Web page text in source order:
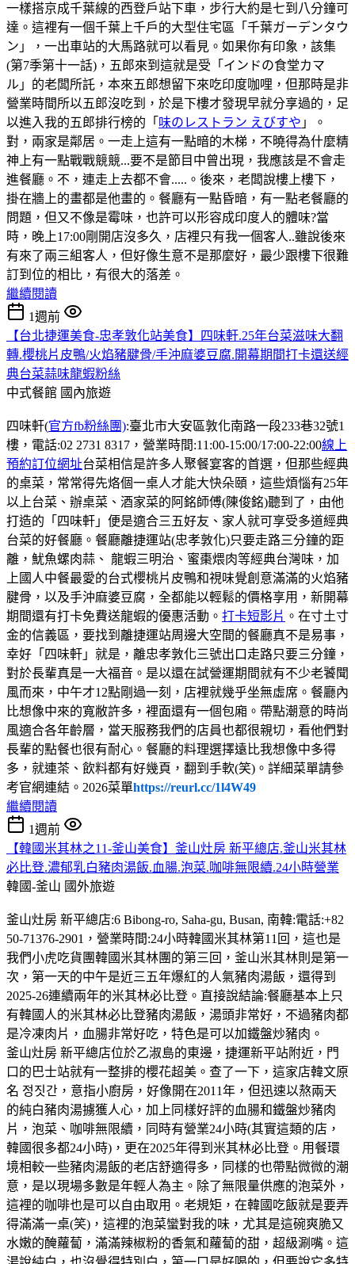
一樣搭京成千葉線的西登戶站下車，步行大約是七到八分鐘可
達。這裡有一個千葉上千戶的大型住宅區「千葉ガーデンタウ
ン」，一出車站的大馬路就可以看見。如果你有印象，該集
(第7季第十一話)，五郎來到這就是受「インドの食堂カマ
ル」的老闆所託，本來五郎想留下來吃印度咖哩，但那時是非
營業時間所以五郎沒吃到，於是下樓才發現早就分享過的，足
以進入我的五郎排行榜的「 味のレストラン えびすや 」。
對，兩家是鄰居。一走上這有一點暗的木梯，不曉得為什麼精
神上有一點戰戰競競...要不是節目中曾出現，我應該是不會走
進餐廳。不，連走上去都不會.....。後來，老闆說樓上樓下，
掛在牆上的畫都是他畫的。餐廳有一點昏暗，有一點老餐廳的
問題，但又不像是霉味，也許可以形容成印度人的體味?當
時，晚上17:00剛開店沒多久，店裡只有我一個客人..雖說後來
有來了兩三組客人，但好像生意不是那麼好，最少跟樓下很難
訂到位的相比，有很大的落差。
繼續閱讀
1週前
【台北捷運美食-忠孝敦化站美食】四味軒.25年台菜滋味大翻
轉.櫻桃片皮鴨/火焰豬腱骨/手沖麻婆豆腐.開幕期間打卡還送經
典台菜蒜味龍蝦粉絲
中式餐館 國內旅遊
四味軒(官方fb粉絲團):臺北市大安區敦化南路一段233巷32號1
樓，電話:02 2731 8317，營業時間:11:00-15:00/17:00-22:00線上
預約訂位網址台菜相信是許多人聚餐宴客的首選，但那些經典
的桌菜，常常得先烙個一桌人才能大快朵頤，這些煩惱有25年
以上台菜、辦桌菜、酒家菜的阿銘師傅(陳俊銘)聽到了，由他
打造的「四味軒」便是適合三五好友、家人就可享受多道經典
台菜的好餐廳。餐廳離捷運站(忠孝敦化)只要走路三分鐘的距
離，魷魚螺肉蒜、 龍蝦三明治、蜜棗煨肉等經典台灣味，加
上國人中餐最愛的台式櫻桃片皮鴨和視味覺創意滿滿的火焰豬
腱骨，以及手沖麻婆豆腐，全都能以輕鬆的價格享用，新開幕
期間還有打卡免費送龍蝦的優惠活動。 打卡短影片 。在寸土寸
金的信義區，要找到離捷運站周邊大空間的餐廳真不是易事，
幸好「四味軒」就是，離忠孝敦化三號出口走路只要三分鐘，
對於長輩真是一大福音。是以還在試營運期間就有不少老饕聞
風而來，中午才12點剛過一刻，店裡就幾乎坐無虛席。餐廳內
比想像中來的寬敝許多，裡面還有一個包廂。帶點潮意的時尚
風適合各年齡層，當天服務我們的店員也都很親切，看他們對
長輩的點餐也很有耐心。餐廳的料理選擇遠比我想像中多得
多，就連茶、飲料都有好幾頁，翻到手軟(笑)。詳細菜單請參
考官網連結。2026菜單https://reurl.cc/1l4W49
繼續閱讀
1週前
【韓國米其林之11-釜山美食】釜山灶房 新平總店.釜山米其林
必比登.濃郁乳白豬肉湯飯.血腸.泡菜.咖啡無限續.24小時營業
韓國-釜山 國外旅遊
釜山灶房 新平總店:6 Bibong-ro, Saha-gu, Busan, 南韓:電話:+82
50-71376-2901，營業時間:24小時韓國米其林第11回，這也是
我們小虎吃貨團韓國米其林團的第三回，釜山米其林則是第一
次，第一天的中午是近三五年爆紅的人氣豬肉湯飯，還得到
2025-26連續兩年的米其林必比登。直接說結論:餐廳基本上只
有韓國人的米其林必比登豬肉湯飯，湯頭非常好，不過豬肉都
是冷凍肉片，血腸非常好吃，特色是可以加鐵盤炒豬肉。
釜山灶房 新平總店位於乙淑島的東邊，捷運新平站附近，門
口的巴士站就有一整排的櫻花超美。查了一下，這家店韓文原
名 정짓간，意指小廚房，好像開在2011年，但迅速以熬兩天
的純白豬肉湯擄獲人心，加上同樣好評的血腸和鐵盤炒豬肉
片，泡菜、咖啡無限續，同時有營業24小時(其實這類的店，
韓國很多都24小時)，更在2025年得到米其林必比登。用餐環
境相較一些豬肉湯飯的老店舒適得多，同樣的也帶點微微的潮
意，是以現場多數是年輕人為主。除了無限量供應的泡菜外，
這裡的咖啡也是可以自由取用。老規矩，在韓國吃飯就是要弄
得滿滿一桌(笑)，這裡的泡菜蠻對我的味，尤其是這碗爽脆又
水嫩的醃蘿蔔，滿滿辣椒粉的香氣和蘿蔔的甜，超級涮嘴。這